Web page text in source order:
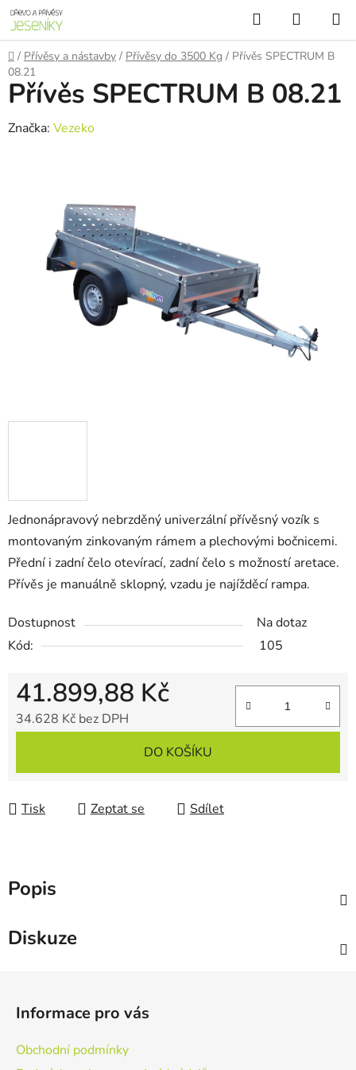
Přejít
na
obsah
Hledat
KOŠÍK
Domů
/ Přívěsy a nástavby / Přívěsy do 3500 Kg / Přívěs SPECTRUM B
08.21
Jednonápravový nebrzděný univerzální přívěsný vozík s
montovaným zinkovaným rámem a plechovými bočnicemi.
Přední i zadní čelo otevírací, zadní čelo s možností aretace.
Přívěs je manuálně sklopný, vzadu je najížděcí rampa.
Dostupnost
Na dotaz
Kód:
105
41.899,88 Kč
34.628 Kč bez DPH
DO KOŠÍKU
Tisk Zeptat se Sdílet
Přívěs SPECTRUM B 08.21
Značka: Vezeko
Popis
Diskuze
Informace pro vás
Obchodní podmínky